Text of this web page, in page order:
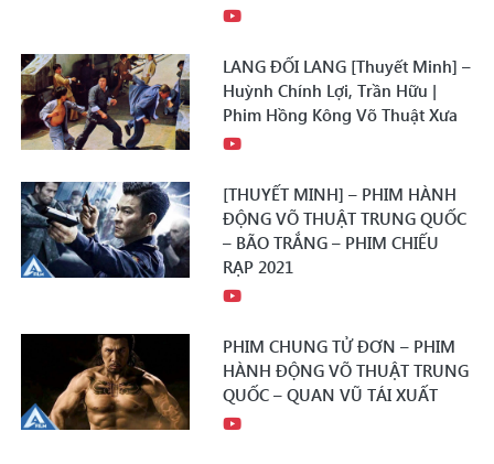
LANG ĐỐI LANG [Thuyết Minh] –
Huỳnh Chính Lợi, Trần Hữu |
Phim Hồng Kông Võ Thuật Xưa
[THUYẾT MINH] – PHIM HÀNH
ĐỘNG VÕ THUẬT TRUNG QUỐC
– BÃO TRẮNG – PHIM CHIẾU
RẠP 2021
PHIM CHUNG TỬ ĐƠN – PHIM
HÀNH ĐỘNG VÕ THUẬT TRUNG
QUỐC – QUAN VŨ TÁI XUẤT